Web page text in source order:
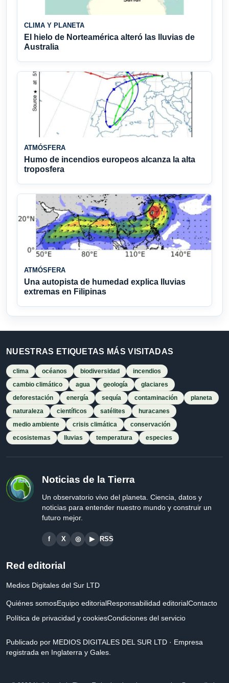
CLIMA Y PLANETA
El hielo de Norteamérica alteró las lluvias de
Australia
ATMÓSFERA
Humo de incendios europeos alcanza la alta
troposfera
ATMÓSFERA
Una autopista de humedad explica lluvias
extremas en Filipinas
NUESTRAS ETIQUETAS MÁS VISITADAS
clima océanos biodiversidad
incendios
cambio climático
agua geología
glaciares
deforestación
energía sequía contaminación
planeta
naturaleza
científicos satélites
huracanes
medio ambiente
crisis climática
conservación
ecosistemas
lluvias temperatura especies
Noticias de la Tierra
Un observatorio vivo del planeta. Ciencia, datos y
noticias para entender nuestro mundo y construir un
futuro mejor.
f X ◎ ▶ RSS
Red editorial
Medios Digitales del Sur LTD
Quiénes somosEquipo editorialResponsabilidad editorialContacto
Política de privacidad y cookiesCondiciones del servicio
Publicado por MEDIOS DIGITALES DEL SUR LTD · Empresa
registrada en Inglaterra y Gales.